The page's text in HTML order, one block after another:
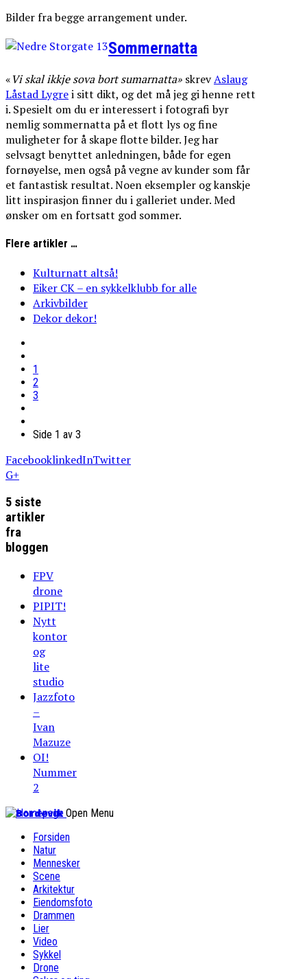
Bilder fra begge arrangement under.
Sommernatta
«Viskalikkjesovabort sumarnatta» skrevAslaug
Låstad Lygrei sitt dikt, og det må jeg gi henne rett
i. Spesielt om du er interessert i fotografi byr
nemlig sommernatta på et flott lys og fine
muligheter for å skape flotte bilder. Jeg har
selvsagt benyttet anledningen, både for egen
fornøyelse, men også på vegne av kunder som får
et fantastisk resultat. Noen eksempler og kanskje
litt inspirasjon finner du i galleriet under. Med
ønsker om en fortsatt god sommer.
Flere artikler …
Kulturnatt altså!
Eiker CK – en sykkelklubb for alle
Arkivbilder
Dekor dekor!
1
2
3
Side 1 av 3
FacebooklinkedInTwitter
G+
5 siste
artikler
fra
bloggen
FPV
drone
PIPIT!
Nytt
kontor
og
lite
studio
Jazzfoto
–
Ivan
Mazuze
OI!
Nummer
2
Bordevik Open Menu
Forsiden
Natur
Mennesker
Scene
Arkitektur
Eiendomsfoto
Drammen
Lier
Video
Sykkel
Drone